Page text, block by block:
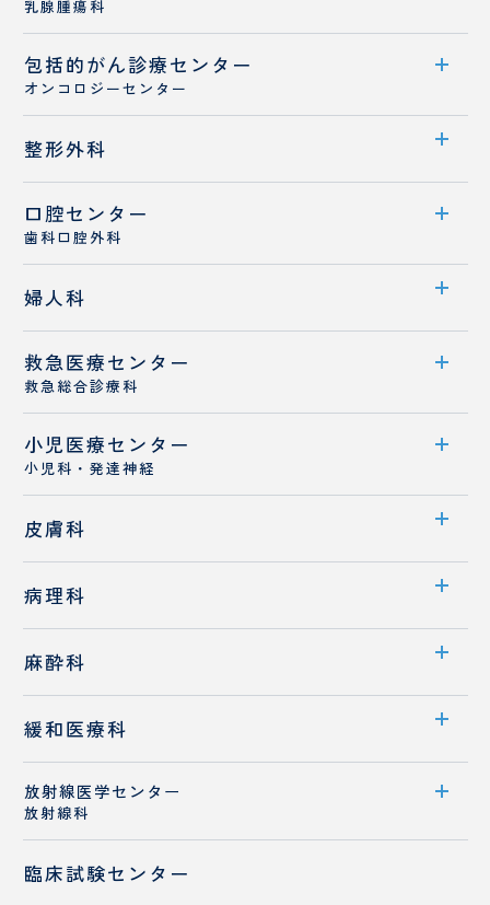
医師紹介
乳腺腫瘍科
センター案内
医師紹介
包括的がん診療センター
オンコロジーセンター
センター案内
診療体制
医師紹介
整形外科
診療科案内
医師紹介
口腔センター
歯科口腔外科
センター案内
診療概要
医師紹介
婦人科
診療科案内
医師紹介
救急医療センター
救急総合診療科
救急医療センター案内
小児医療センター
小児科・発達神経
センター案内
医師紹介
皮膚科
診療科案内
診療概要
病理科
診療科案内
医師紹介
麻酔科
診療科案内
診療概要
スタッフ紹介
緩和医療科
診療科紹介
医師紹介
放射線医学センター
放射線科
センター案内
臨床試験センター